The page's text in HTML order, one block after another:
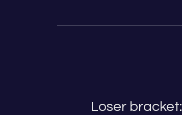
Loser bracket: